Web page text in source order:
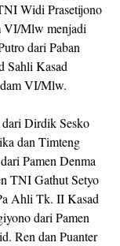
Widi Prasetijono
VI/Mlw menjadi
dari Paban
Sahli Kasad
VI/Mlw.
Dirdik Sesko
dan Timteng
Pamen Denma
TNI Gathut Setyo
Ahli Tk. II Kasad
dari Pamen
Ren dan Puanter